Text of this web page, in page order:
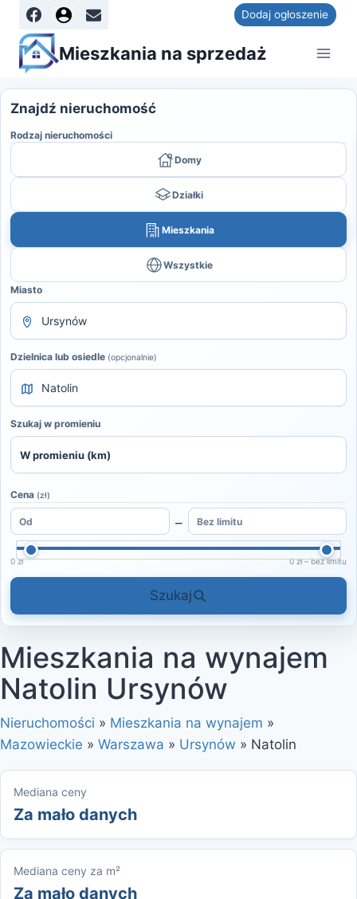
Dodaj ogłoszenie
Mieszkania na sprzedaż
Znajdź nieruchomość
Rodzaj nieruchomości
Domy
Działki
Mieszkania
Wszystkie
Miasto
Dzielnica lub osiedle (opcjonalnie)
Szukaj w promieniu
Cena (zł)
–
0 zł 0 zł – bez limitu
Szukaj
Mieszkania na wynajem
Natolin Ursynów
Nieruchomości » Mieszkania na wynajem »
Mazowieckie » Warszawa » Ursynów » Natolin
Mediana ceny
Za mało danych
Mediana ceny za m²
Za mało danych